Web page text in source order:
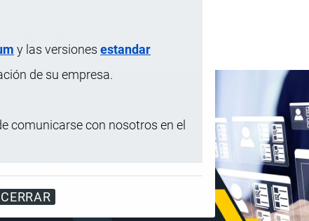
y las versiones estandar
de su empresa.
comunicarse con nosotros en el
CERRAR